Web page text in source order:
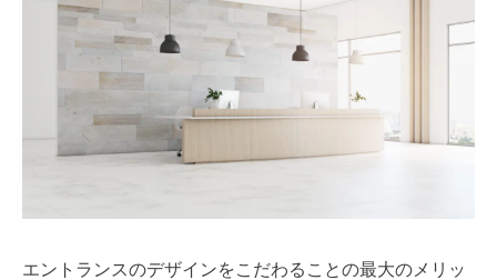
エントランスのデザインをこだわることの最大のメリッ